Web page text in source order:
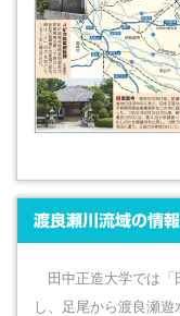
渡良瀬川流域の情
田中正造大学では「
し、足尾から渡良瀬